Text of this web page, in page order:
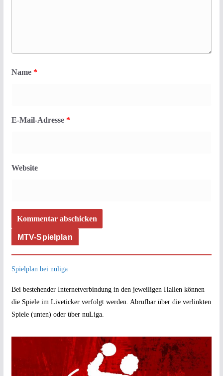
Name *
E-Mail-Adresse *
Website
MTV-Spielplan
Spielplan bei nuliga
Bei bestehender Internetverbindung in den jeweiligen Hallen können
die Spiele im Liveticker verfolgt werden. Abrufbar über die verlinkten
Spiele (unten) oder über nuLiga.